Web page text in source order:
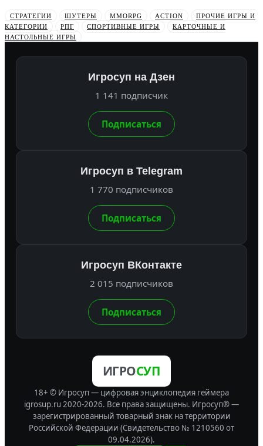
СТРАТЕГИИ ШУТЕРЫ MMORPG ACTION
ПРОЧИЕ ИГРЫ И
КАТЕГОРИИ
РПГ СПОРТИВНЫЕ ИГРЫ
КАРТОЧНЫЕ И
НАСТОЛЬНЫЕ ИГРЫ
Игросуп на Дзен
1 141 подписчик
Подписаться
Игросуп в Telegram
1 770 подписчиков
Подписаться
Игросуп ВКонтакте
2 015 подписчиков
Подписаться
ИГРОСУП
18+ © Игросуп — цифровая энциклопедия геймера
igrosup.ru 2020-2026. Все права защищены. Игросуп® —
зарегистрированный товарный знак на территории
Российской Федерации (Свидетельство № 1210560 от
09.04.2026).